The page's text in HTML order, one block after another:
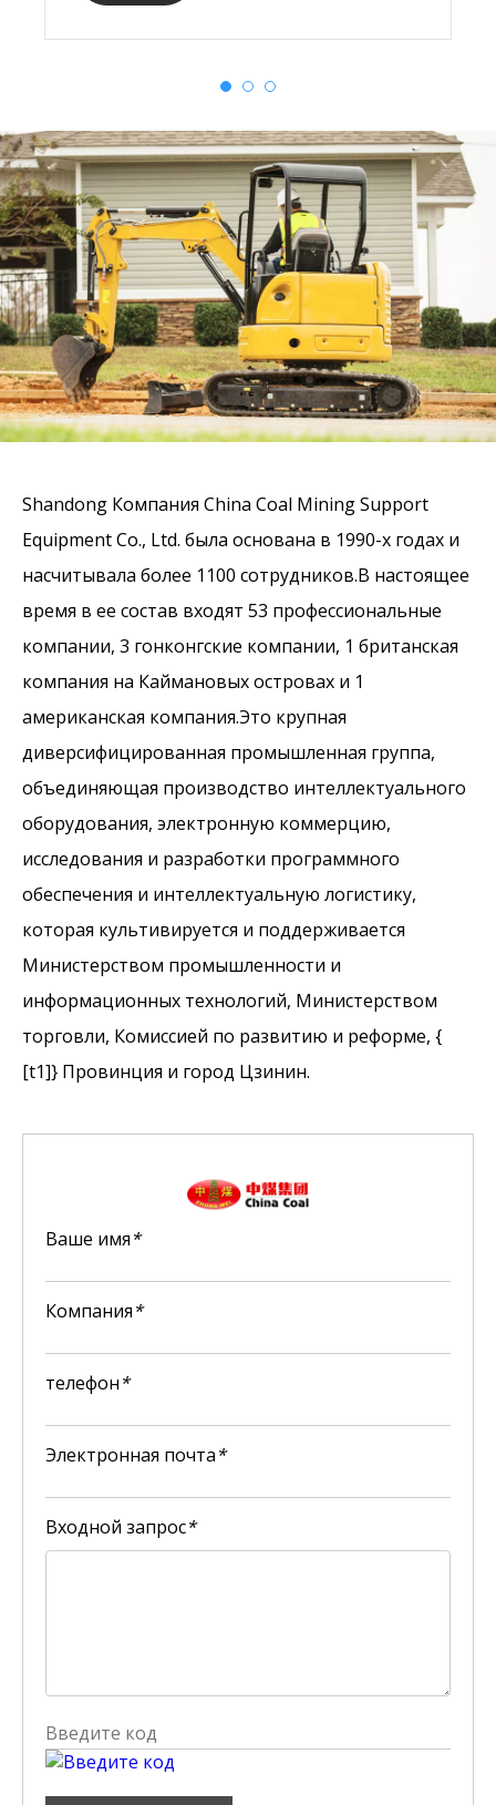
Shandong Компания China Coal Mining Support
Equipment Co., Ltd. была основана в 1990-х годах и
насчитывала более 1100 сотрудников.В настоящее
время в ее состав входят 53 профессиональные
компании, 3 гонконгские компании, 1 британская
компания на Каймановых островах и 1
американская компания.Это крупная
диверсифицированная промышленная группа,
объединяющая производство интеллектуального
оборудования, электронную коммерцию,
исследования и разработки программного
обеспечения и интеллектуальную логистику,
которая культивируется и поддерживается
Министерством промышленности и
информационных технологий, Министерством
торговли, Комиссией по развитию и реформе, {
[t1]} Провинция и город Цзинин.
*
Ваше имя
*
Компания
*
телефон
*
Электронная почта
*
Входной запрос